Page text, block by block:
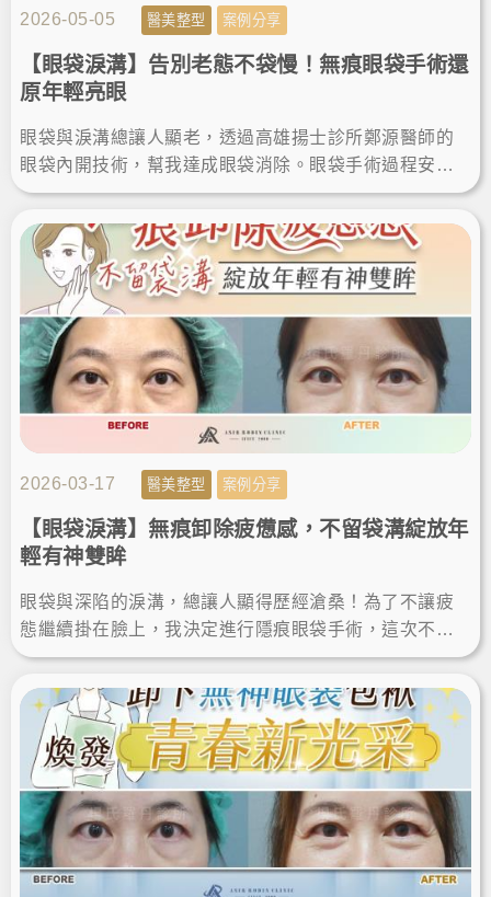
2026-05-05 醫美整型 案例分享
【眼袋淚溝】告別老態不袋慢！無痕眼袋手術還
原年輕亮眼
眼袋與淚溝總讓人顯老，透過高雄揚士診所鄭源醫師的
眼袋內開技術，幫我達成眼袋消除。眼袋手術過程安
心，且眼袋手術恢復期極短，這項眼袋手術推薦給想找
回年輕自信的你。
2026-03-17 醫美整型 案例分享
【眼袋淚溝】無痕卸除疲憊感，不留袋溝綻放年
輕有神雙眸
眼袋與深陷的淚溝，總讓人顯得歷經滄桑！為了不讓疲
態繼續掛在臉上，我決定進行隱痕眼袋手術，這次不僅
成功除眼袋淚溝，更圓滿達成眼袋消除的心願，讓雙眼
變得明亮有神。